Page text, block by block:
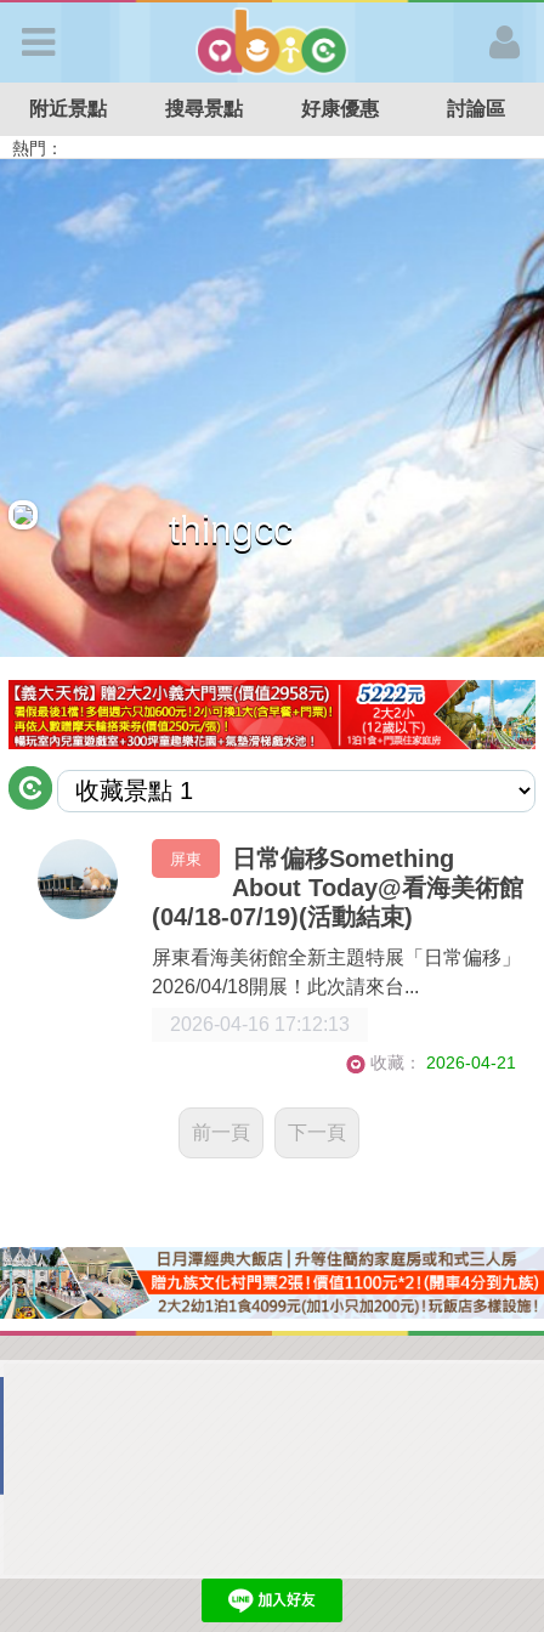
APP登入
首 頁
搜尋景點
好康優惠
最新留言
商家合作
推薦景點
討論區
聯絡我們
APP下載
附近景點 搜尋景點 好康優惠 討論區
熱門：
特色遊戲場
親子住房優惠 台北親子餐廳 溫泉泡湯SPA
thingcc
屏東
日常偏移Something
About Today@看海美術館
(04/18-07/19)(活動結束)
屏東看海美術館全新主題特展「日常偏移」
2026/04/18開展！此次請來台...
2026-04-16 17:12:13
收藏： 2026-04-21
前一頁 下一頁